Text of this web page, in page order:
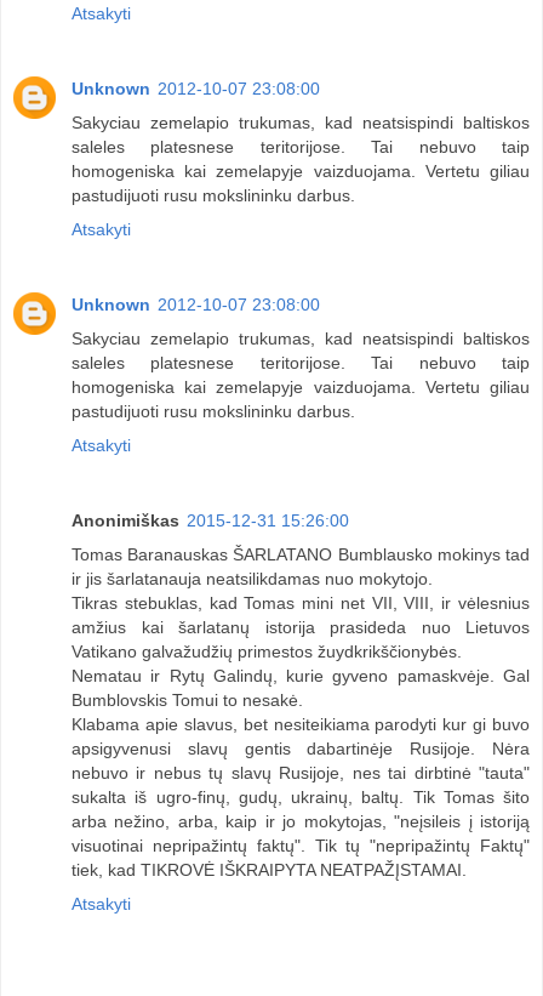
Atsakyti
Unknown 2012-10-07 23:08:00
Sakyciau zemelapio trukumas, kad neatsispindi baltiskos
saleles platesnese teritorijose. Tai nebuvo taip
homogeniska kai zemelapyje vaizduojama. Vertetu giliau
pastudijuoti rusu mokslininku darbus.
Atsakyti
Unknown 2012-10-07 23:08:00
Sakyciau zemelapio trukumas, kad neatsispindi baltiskos
saleles platesnese teritorijose. Tai nebuvo taip
homogeniska kai zemelapyje vaizduojama. Vertetu giliau
pastudijuoti rusu mokslininku darbus.
Atsakyti
Anonimiškas 2015-12-31 15:26:00
Tomas Baranauskas ŠARLATANO Bumblausko mokinys tad
ir jis šarlatanauja neatsilikdamas nuo mokytojo.
Tikras stebuklas, kad Tomas mini net VII, VIII, ir vėlesnius
amžius kai šarlatanų istorija prasideda nuo Lietuvos
Vatikano galvažudžių primestos žuydkrikščionybės.
Nematau ir Rytų Galindų, kurie gyveno pamaskvėje. Gal
Bumblovskis Tomui to nesakė.
Klabama apie slavus, bet nesiteikiama parodyti kur gi buvo
apsigyvenusi slavų gentis dabartinėje Rusijoje. Nėra
nebuvo ir nebus tų slavų Rusijoje, nes tai dirbtinė "tauta"
sukalta iš ugro-finų, gudų, ukrainų, baltų. Tik Tomas šito
arba nežino, arba, kaip ir jo mokytojas, "neįsileis į istoriją
visuotinai nepripažintų faktų". Tik tų "nepripažintų Faktų"
tiek, kad TIKROVĖ IŠKRAIPYTA NEATPAŽĮSTAMAI.
Atsakyti